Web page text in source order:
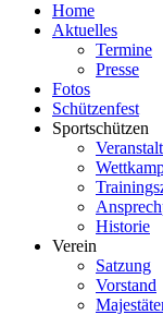
Home
Aktuelles
Termine
Presse
Fotos
Schützenfest
Sportschützen
Historie
Verein
Satzung
Vorstand